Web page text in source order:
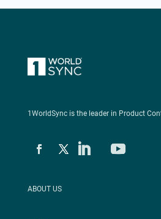
1WorldSync is the leader in Product
ABOUT US